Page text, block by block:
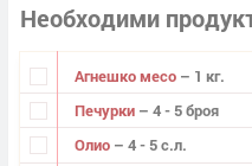
Необходими
Агнешко месо – 1 кг.
Печурки – 4 - 5 броя
Олио – 4 - 5 с.л.